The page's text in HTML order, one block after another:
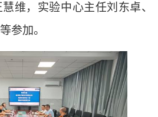
维，实验中心主任刘东卓、
参加。